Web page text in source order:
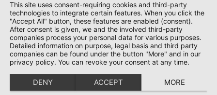
This site uses consent-requiring cookies and third-party
technologies to integrate certain features. When you click the
"Accept All" button, these features are enabled (consent).
After consent is given, we and the involved third-party
companies process your personal data for various purposes.
Detailed information on purpose, legal basis and third party
companies can be found under the button "More" and in our
privacy policy. You can revoke your consent at any time.
DENY ACCEPT MORE